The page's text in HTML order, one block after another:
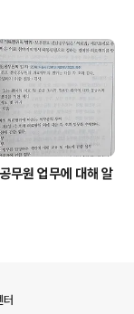
무원 업무에 대해 알
터